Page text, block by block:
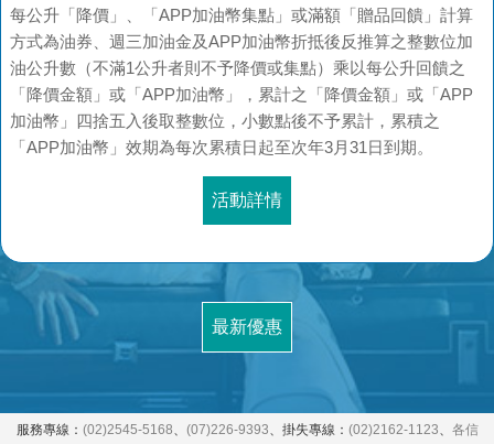
每公升「降價」、「APP加油幣集點」或滿額「贈品回饋」計算
方式為油券、週三加油金及APP加油幣折抵後反推算之整數位加
油公升數（不滿1公升者則不予降價或集點）乘以每公升回饋之
「降價金額」或「APP加油幣」，累計之「降價金額」或「APP
加油幣」四捨五入後取整數位，小數點後不予累計，累積之
「APP加油幣」效期為每次累積日起至次年3月31日到期。
活動詳情
最新優惠
服務專線： (02)2545-5168、 (07)226-9393、掛失專線： (02)2162-1123、 各信